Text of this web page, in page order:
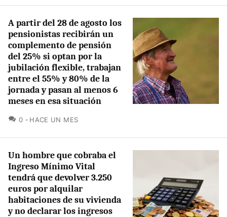
A partir del 28 de agosto los
pensionistas recibirán un
complemento de pensión
del 25% si optan por la
jubilación flexible, trabajan
entre el 55% y 80% de la
jornada y pasan al menos 6
meses en esa situación
0 COMENTARIOS
HACE UN MES
Un hombre que cobraba el
Ingreso Mínimo Vital
tendrá que devolver 3.250
euros por alquilar
habitaciones de su vivienda
y no declarar los ingresos